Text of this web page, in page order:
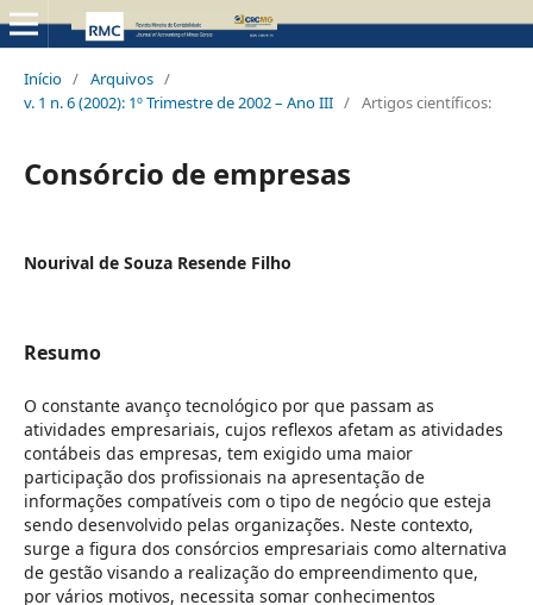
Início / Arquivos /
v. 1 n. 6 (2002): 1º Trimestre de 2002 – Ano III / Artigos científicos:
Consórcio de empresas
Nourival de Souza Resende Filho
Resumo
O constante avanço tecnológico por que passam as
atividades empresariais, cujos reflexos afetam as atividades
contábeis das empresas, tem exigido uma maior
participação dos profissionais na apresentação de
informações compatíveis com o tipo de negócio que esteja
sendo desenvolvido pelas organizações. Neste contexto,
surge a figura dos consórcios empresariais como alternativa
de gestão visando a realização do empreendimento que,
por vários motivos, necessita somar conhecimentos